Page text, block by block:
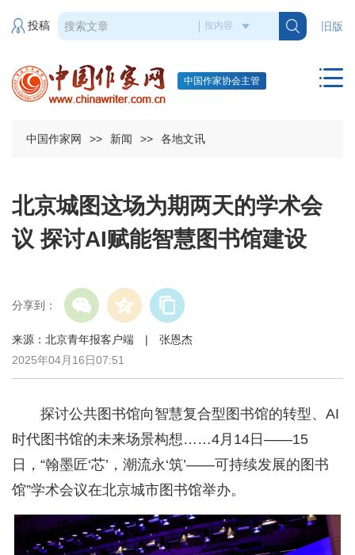
旧版
投稿
中国作家协会主管
中国作家网 >> 新闻 >> 各地文讯
北京城图这场为期两天的学术会
议 探讨AI赋能智慧图书馆建设
分享到：
来源：北京青年报客户端 | 张恩杰
2025年04月16日07:51
探讨公共图书馆向智慧复合型图书馆的转型、AI
时代图书馆的未来场景构想……4月14日——15
日，“翰墨匠‘芯’，潮流永‘筑’——可持续发展的图书
馆”学术会议在北京城市图书馆举办。